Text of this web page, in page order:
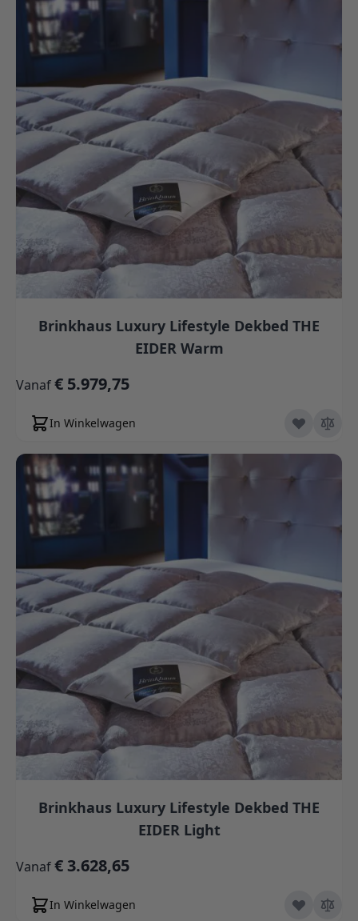
Brinkhaus Luxury Lifestyle Dekbed THE
EIDER Warm
Vanaf€ 5.979,75
In Winkelwagen
Brinkhaus Luxury Lifestyle Dekbed THE
EIDER Light
Vanaf€ 3.628,65
In Winkelwagen